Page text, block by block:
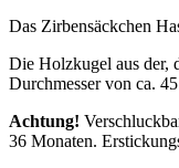
Das Zirbensäckchen
Die Holzkugel aus der,
Durchmesser von ca.
Achtung!
36 Monaten.